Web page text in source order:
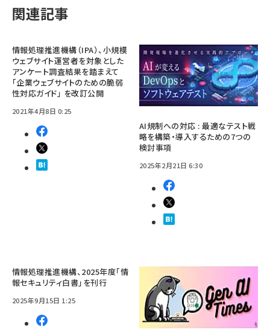
関連記事
情報処理推進機構（IPA）、小規模
ウェブサイト運営者を対象とした
アンケート調査結果を踏まえて
「企業ウェブサイトのための脆弱
性対応ガイド」 を改訂公開
2021年4月8日 0:25
AI規制への対応 : 最適なテスト戦
略を構築・導入するための7つの
検討事項
2025年2月21日 6:30
情報処理推進機構、2025年度「情
報セキュリティ白書」を刊行
2025年9月15日 1:25